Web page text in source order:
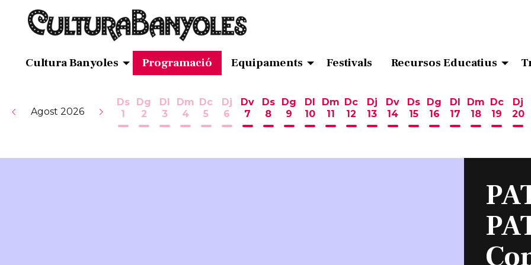
Cultura Banyoles Programació Equipaments Festivals Recursos Educatius
Agost 2026
Ds
1
Dissabte 1 d'agost
Dg
2
Diumenge 2 d'agost
Dl
3
Dilluns 3 d'agost
Dm
4
Dimarts 4 d'agost
Dc
5
Dimecres 5 d'agost
Dj
6
Dijous 6 d'agost
Dv
7
Divendres 7 d'agost
Ds
8
Dissabte 8 d'agost
Dg
9
Diumenge 9 d'agost
Dl
10
Dilluns 10 d'agost
Dm
11
Dimarts 11 d'agost
Dc
12
Dimecres 12 d'agost
Dj
13
Dijous 13 d'agost
Dv
14
Divendres 14 d'agost
Ds
15
Dissabte 15 d'agost
Dg
16
Diumenge 16
Dl
17
Dilluns 17
Dm
18
Dimarts 18
Dc
19
Dj
20